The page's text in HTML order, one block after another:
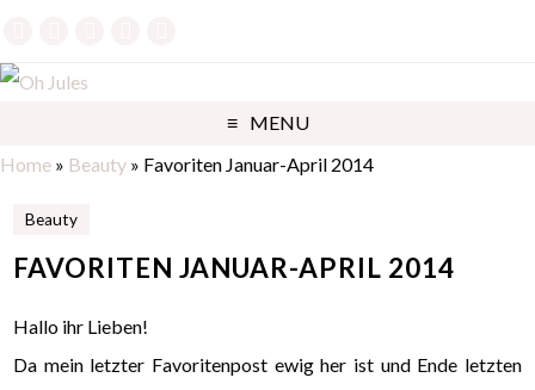
MENU
Home » Beauty » Favoriten Januar-April 2014
Beauty
FAVORITEN JANUAR-APRIL 2014
Hallo ihr Lieben!
Da mein letzter Favoritenpost ewig her ist und Ende letzten